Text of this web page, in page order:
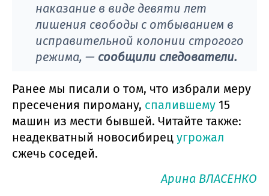
наказание в виде девяти лет
лишения свободы с отбыванием в
исправительной колонии строгого
режима, — сообщили следователи.
Ранее мы писали о том, что избрали меру
пресечения пироману, спалившему 15
машин из мести бывшей. Читайте также:
неадекватный новосибирец угрожал
сжечь соседей.
Арина ВЛАСЕНКО